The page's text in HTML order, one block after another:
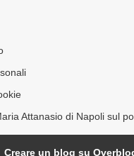
Attanasio di Napoli sul
Creare un blog su